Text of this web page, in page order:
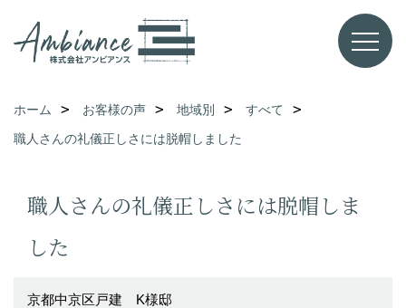
ホーム お客様の声 地域別
すべて
職人さんの礼儀正しさには脱帽しました
職人さんの礼儀正しさには脱帽しま
した
京都中京区戸建 K様邸